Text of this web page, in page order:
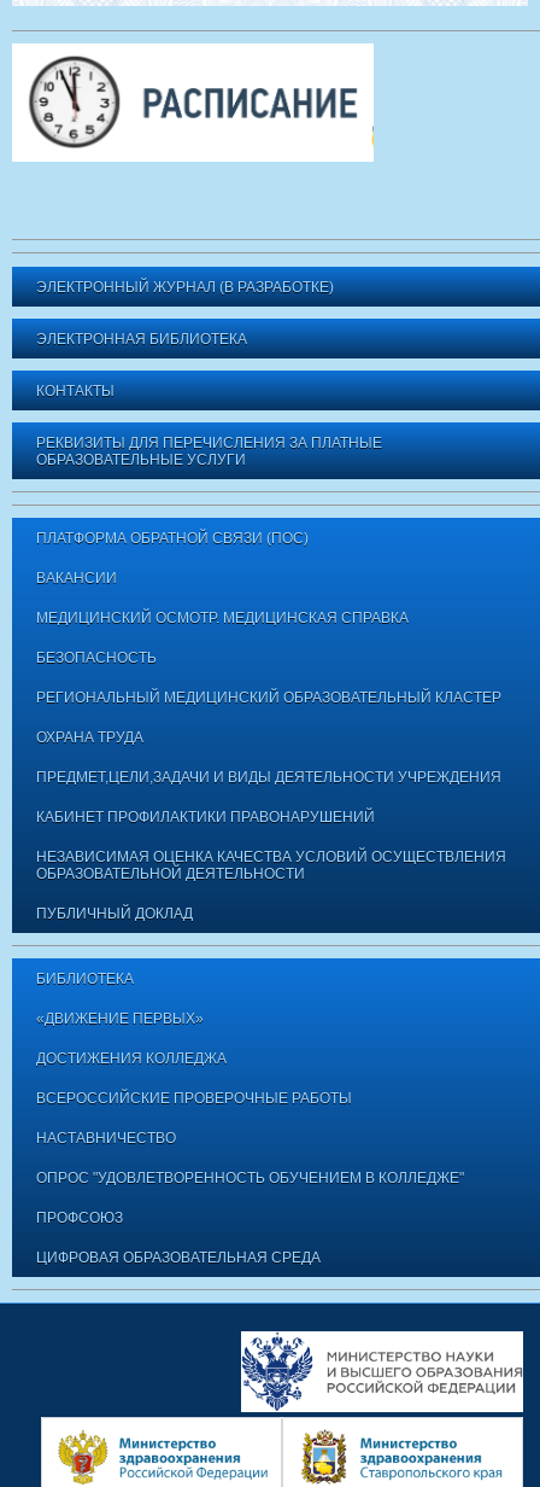
ЭЛЕКТРОННЫЙ ЖУРНАЛ (В РАЗРАБОТКЕ)
ЭЛЕКТРОННАЯ БИБЛИОТЕКА
КОНТАКТЫ
РЕКВИЗИТЫ ДЛЯ ПЕРЕЧИСЛЕНИЯ ЗА ПЛАТНЫЕ
ОБРАЗОВАТЕЛЬНЫЕ УСЛУГИ
ПЛАТФОРМА ОБРАТНОЙ СВЯЗИ (ПОС)
ВАКАНСИИ
МЕДИЦИНСКИЙ ОСМОТР. МЕДИЦИНСКАЯ СПРАВКА
БЕЗОПАСНОСТЬ
РЕГИОНАЛЬНЫЙ МЕДИЦИНСКИЙ ОБРАЗОВАТЕЛЬНЫЙ КЛАСТЕР
ОХРАНА ТРУДА
ПРЕДМЕТ,ЦЕЛИ,ЗАДАЧИ И ВИДЫ ДЕЯТЕЛЬНОСТИ УЧРЕЖДЕНИЯ
КАБИНЕТ ПРОФИЛАКТИКИ ПРАВОНАРУШЕНИЙ
НЕЗАВИСИМАЯ ОЦЕНКА КАЧЕСТВА УСЛОВИЙ ОСУЩЕСТВЛЕНИЯ
ОБРАЗОВАТЕЛЬНОЙ ДЕЯТЕЛЬНОСТИ
ПУБЛИЧНЫЙ ДОКЛАД
БИБЛИОТЕКА
«ДВИЖЕНИЕ ПЕРВЫХ»
ДОСТИЖЕНИЯ КОЛЛЕДЖА
ВСЕРОССИЙСКИЕ ПРОВЕРОЧНЫЕ РАБОТЫ
НАСТАВНИЧЕСТВО
ОПРОС "УДОВЛЕТВОРЕННОСТЬ ОБУЧЕНИЕМ В КОЛЛЕДЖЕ"
ПРОФСОЮЗ
ЦИФРОВАЯ ОБРАЗОВАТЕЛЬНАЯ СРЕДА